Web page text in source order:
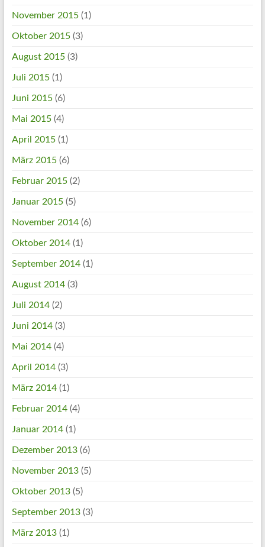
November 2015(1)
Oktober 2015(3)
August 2015(3)
Juli 2015(1)
Juni 2015(6)
Mai 2015(4)
April 2015(1)
März 2015(6)
Februar 2015(2)
Januar 2015(5)
November 2014(6)
Oktober 2014(1)
September 2014(1)
August 2014(3)
Juli 2014(2)
Juni 2014(3)
Mai 2014(4)
April 2014(3)
März 2014(1)
Februar 2014(4)
Januar 2014(1)
Dezember 2013(6)
November 2013(5)
Oktober 2013(5)
September 2013(3)
März 2013(1)